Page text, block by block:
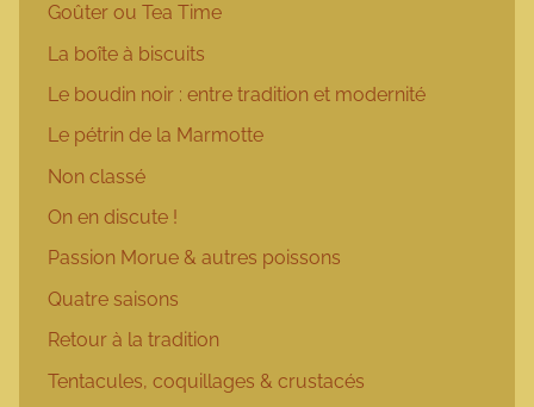
Goûter ou Tea Time
La boîte à biscuits
Le boudin noir : entre tradition et modernité
Le pétrin de la Marmotte
Non classé
On en discute !
Passion Morue & autres poissons
Quatre saisons
Retour à la tradition
Tentacules, coquillages & crustacés